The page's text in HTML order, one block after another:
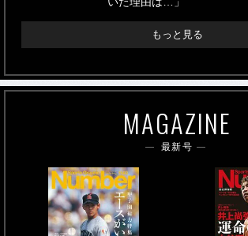
もっと見る
MAGAZINE
最新号